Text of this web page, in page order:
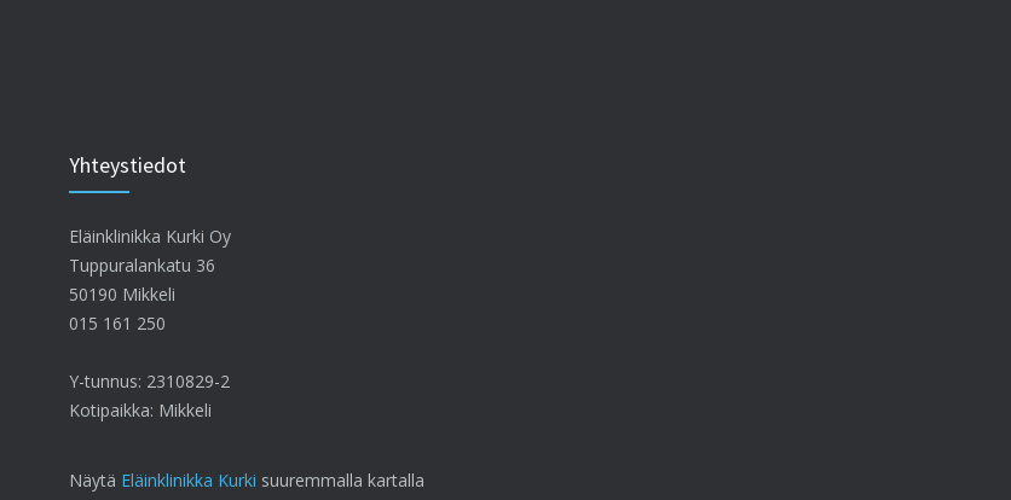
Yhteystiedot
Eläinklinikka Kurki Oy
Tuppuralankatu 36
50190 Mikkeli
015 161 250
Y-tunnus: 2310829-2
Kotipaikka: Mikkeli
Näytä Eläinklinikka Kurki suuremmalla kartalla